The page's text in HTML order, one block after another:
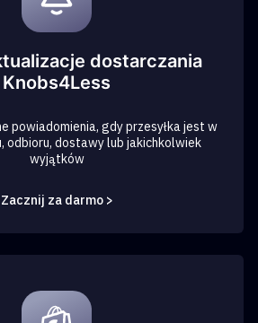
dostarczania
Knobs4Less
powiadomienia, gdy przesyłka jest w
odbioru, dostawy lub jakichkolwiek
wyjątków
Zacznij za darmo >